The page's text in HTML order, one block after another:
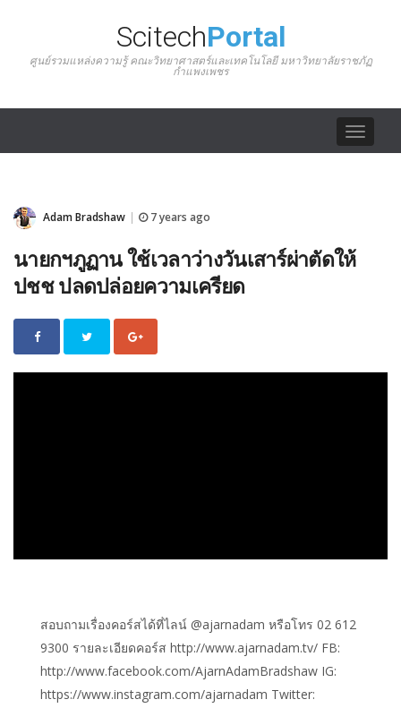
ScitechPortal
ศูนย์รวมแหล่งความรู้ คณะวิทยาศาสตร์และเทคโนโลยี มหาวิทยาลัยราชภัฏ
กำแพงเพชร
Toggle
Adam Bradshaw 7 years ago
นายกฯภูฏาน ใช้เวลาว่างวันเสาร์ผ่าตัดให้
ปชช ปลดปล่อยความเครียด
สอบถามเรื่องคอร์สได้ที่ไลน์ @ajarnadam หรือโทร 02 612
9300 รายละเอียดคอร์ส http://www.ajarnadam.tv/ FB:
http://www.facebook.com/AjarnAdamBradshaw IG:
https://www.instagram.com/ajarnadam Twitter: